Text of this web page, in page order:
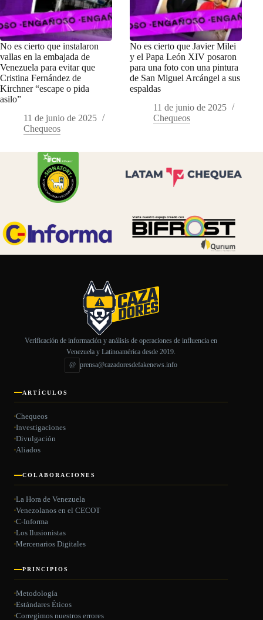
No es cierto que instalaron
vallas en la embajada de
Venezuela para evitar que
Cristina Fernández de
Kirchner “escape o pida
asilo”
11 de junio de 2025
Chequeos
No es cierto que Javier Milei
y el Papa León XIV posaron
para una foto con una pintura
de San Miguel Arcángel a sus
espaldas
11 de junio de 2025
Chequeos
Verificación de información y análisis de operaciones de influencia en
Venezuela y Latinoamérica desde 2019.
@ prensa@cazadoresdefakenews.info
ARTÍCULOS
Chequeos
Investigaciones
Divulgación
Aliados
COLABORACIONES
La Hora de Venezuela
Venezolanos en el CECOT
C-Informa
Los Ilusionistas
Mercenarios Digitales
PRINCIPIOS
Metodología
Estándares Éticos
Corregimos nuestros errores